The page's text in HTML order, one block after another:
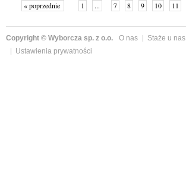
« poprzednie 1 ... 7 8 9 10 11
Copyright © Wyborcza sp. z o.o. O nas Staże u nas
Ustawienia prywatności